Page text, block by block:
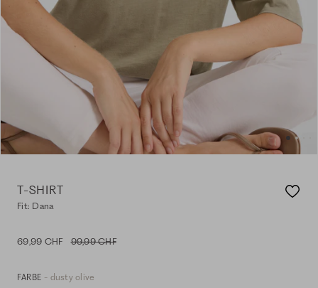
T-SHIRT
Fit: Dana
69,99 CHF 99,99 CHF
FARBE - dusty olive